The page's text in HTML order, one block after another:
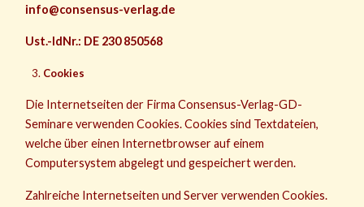
info@consensus-verlag.de
Ust.-IdNr.: DE 230 850568
Cookies
Die Internetseiten der Firma Consensus-Verlag-GD-
Seminare verwenden Cookies. Cookies sind Textdateien,
welche über einen Internetbrowser auf einem
Computersystem abgelegt und gespeichert werden.
Zahlreiche Internetseiten und Server verwenden Cookies.